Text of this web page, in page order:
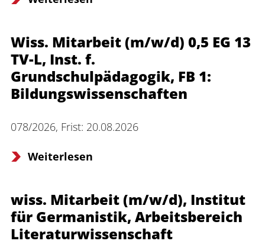
Wiss. Mitarbeit (m/w/d) 0,5 EG 13
TV-L, Inst. f.
Grundschulpädagogik, FB 1:
Bildungswissenschaften
078/2026, Frist: 20.08.2026
Weiterlesen
wiss. Mitarbeit (m/w/d), Institut
für Germanistik, Arbeitsbereich
Literaturwissenschaft